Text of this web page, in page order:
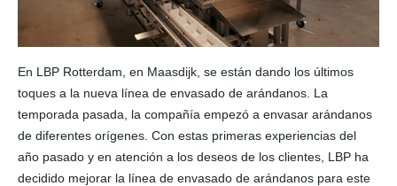
En LBP Rotterdam, en Maasdijk, se están dando los últimos
toques a la nueva línea de envasado de arándanos. La
temporada pasada, la compañía empezó a envasar arándanos
de diferentes orígenes. Con estas primeras experiencias del
año pasado y en atención a los deseos de los clientes, LBP ha
decidido mejorar la línea de envasado de arándanos para este